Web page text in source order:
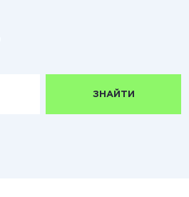
ЗНАЙТИ